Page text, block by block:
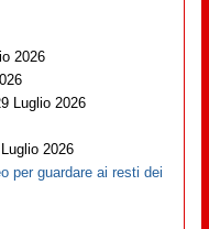
2026
Luglio 2026
2026
per guardare ai resti dei